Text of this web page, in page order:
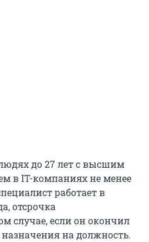
до 27 лет с высшим
в IT-компаниях не менее
работает в
отсрочка
случае, если он окончил
на должность.